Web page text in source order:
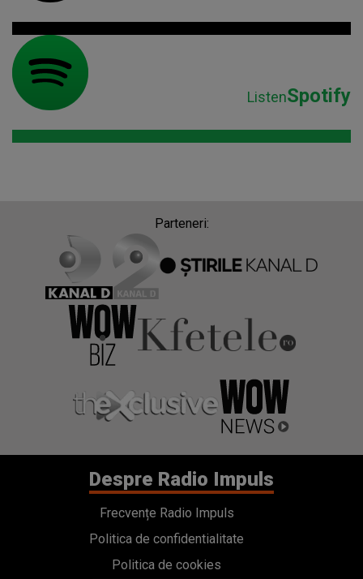
ListenSpotify
Parteneri:
Despre Radio Impuls
Frecvențe Radio Impuls
Politica de confidentialitate
Politica de cookies